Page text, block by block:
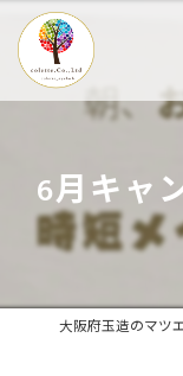
6月キャ